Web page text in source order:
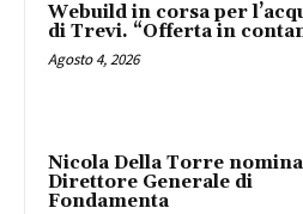
Webuild in corsa per
di Trevi. “Offerta in
Agosto 4, 2026
Nicola Della Torre
Direttore Generale di
Fondamenta